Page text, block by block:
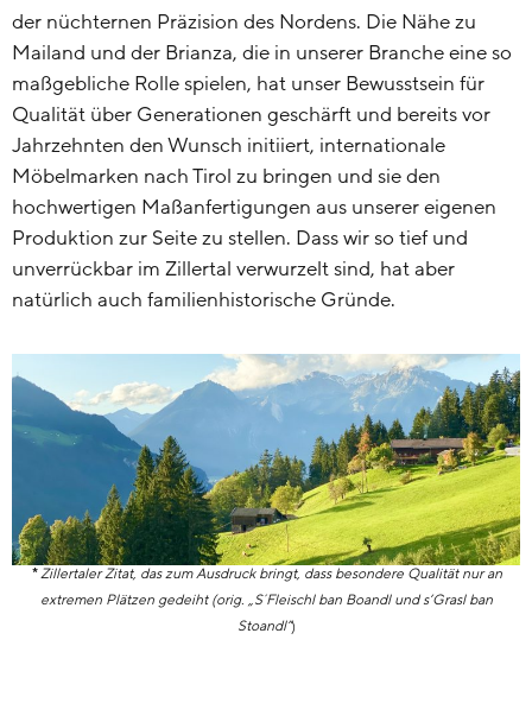
der nüchternen Präzision des Nordens. Die Nähe zu
Mailand und der Brianza, die in unserer Branche eine so
maßgebliche Rolle spielen, hat unser Bewusstsein für
Qualität über Generationen geschärft und bereits vor
Jahrzehnten den Wunsch initiiert, internationale
Möbelmarken nach Tirol zu bringen und sie den
hochwertigen Maßanfertigungen aus unserer eigenen
Produktion zur Seite zu stellen. Dass wir so tief und
unverrückbar im Zillertal verwurzelt sind, hat aber
natürlich auch familienhistorische Gründe.
* Zillertaler Zitat, das zum Ausdruck bringt, dass besondere Qualität nur an
extremen Plätzen gedeiht (orig. „S´Fleischl ban Boandl und s‘Grasl ban
Stoandl“)